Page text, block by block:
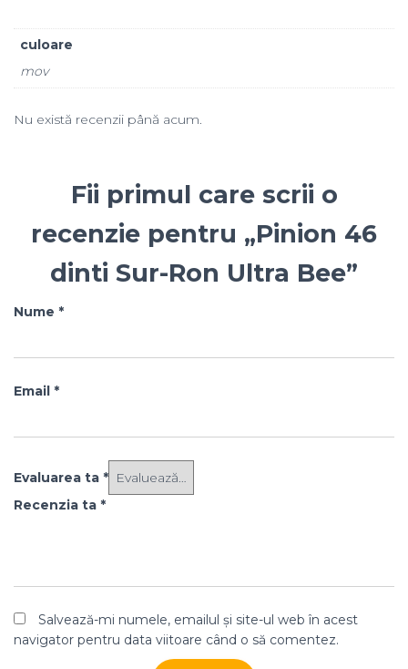
culoare
mov
Nu există recenzii până acum.
Fii primul care scrii o
recenzie pentru „Pinion 46
dinti Sur-Ron Ultra Bee”
Nume *
Email *
Evaluarea ta *
Recenzia ta *
Salvează-mi numele, emailul și site-ul web în acest
navigator pentru data viitoare când o să comentez.